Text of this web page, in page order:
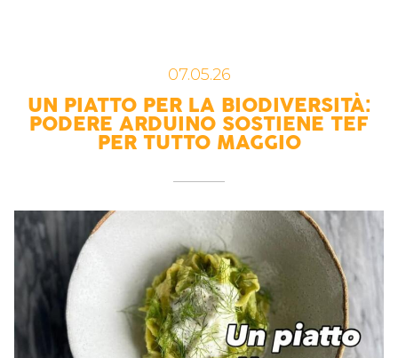
UN PIATTO PER LA BIODIVERSITÀ:
PODERE ARDUINO SOSTIENE TEF
PER TUTTO MAGGIO
07.05.26